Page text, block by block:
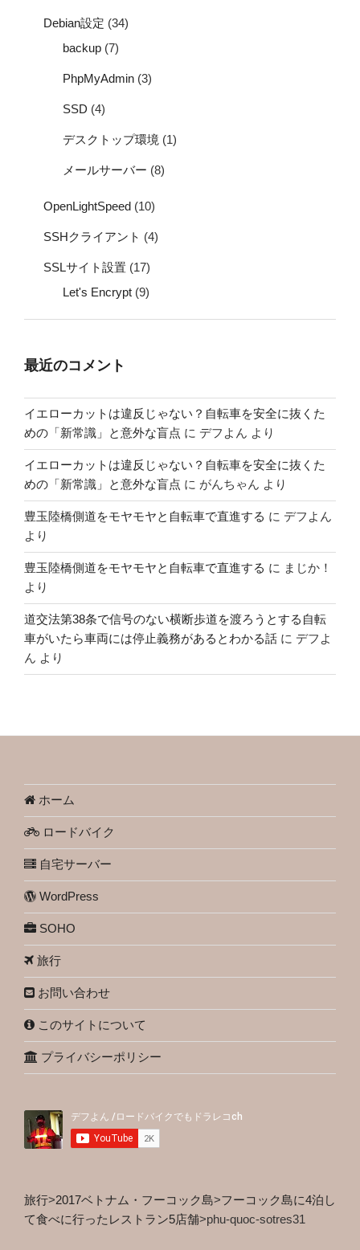
Debian設定 (34)
backup (7)
PhpMyAdmin (3)
SSD (4)
デスクトップ環境 (1)
メールサーバー (8)
OpenLightSpeed (10)
SSHクライアント (4)
SSLサイト設置 (17)
Let's Encrypt (9)
最近のコメント
イエローカットは違反じゃない？自転車を安全に抜くた
めの「新常識」と意外な盲点 に デフよん より
イエローカットは違反じゃない？自転車を安全に抜くた
めの「新常識」と意外な盲点 に がんちゃん より
豊玉陸橋側道をモヤモヤと自転車で直進する に デフよん
より
豊玉陸橋側道をモヤモヤと自転車で直進する に まじか！
より
道交法第38条で信号のない横断歩道を渡ろうとする自転
車がいたら車両には停止義務があるとわかる話 に デフよ
ん より
ホーム
ロードバイク
自宅サーバー
WordPress
SOHO
旅行
お問い合わせ
このサイトについて
プライバシーポリシー
旅行>2017ベトナム・フーコック島>フーコック島に4泊し
て食べに行ったレストラン5店舗>phu-quoc-sotres31